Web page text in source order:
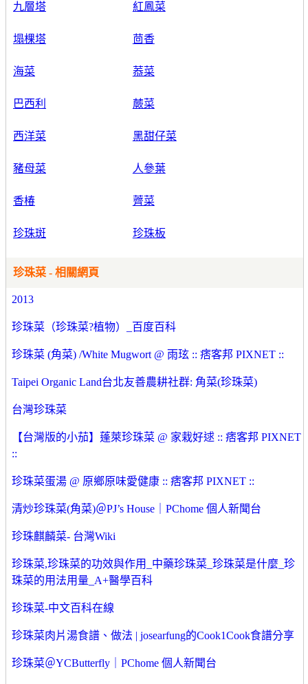
九層塔 紅鳳菜
塌棵塔 茴香
海菜 菾菜
巴西利 蕨菜
西洋菜 黑甜仔菜
豬母菜 人參葉
香椿 薺菜
珍珠斑 珍珠板
珍珠菜 - 相關網頁
2013
珍珠菜（珍珠菜?植物）_百度百科
珍珠菜 (角菜) /White Mugwort @ 雨玹 :: 痞客邦 PIXNET ::
Taipei Organic Land台北友善農耕社群: 角菜(珍珠菜)
台灣珍珠菜
【台灣版的小茄】蓬萊珍珠菜 @ 家栽好逑 :: 痞客邦 PIXNET
::
珍珠菜蛋湯 @ 原鄉原味愛健康 :: 痞客邦 PIXNET ::
清炒珍珠菜(角菜)＠PJ’s House｜PChome 個人新聞台
珍珠麒麟菜- 台灣Wiki
珍珠菜,珍珠菜的功效與作用_中藥珍珠菜_珍珠菜是什麼_珍
珠菜的用法用量_A+醫學百科
珍珠菜-中文百科在線
珍珠菜肉片湯食譜、做法 | josearfung的Cook1Cook食譜分享
珍珠菜＠YCButterfly｜PChome 個人新聞台